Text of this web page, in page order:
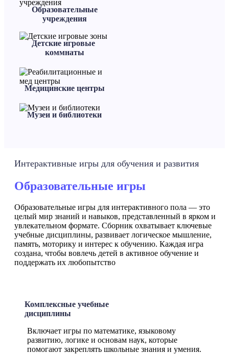
Образовательные
учреждения
Детские игровые
коммнаты
Медицинские центры
Музеи и библиотеки
Интерактивные игры для обучения и развития
Образовательные игры
Образовательные игры для интерактивного пола — это
целый мир знаний и навыков, представленный в ярком и
увлекательном формате. Сборник охватывает ключевые
учебные дисциплины, развивает логическое мышление,
память, моторику и интерес к обучению. Каждая игра
создана, чтобы вовлечь детей в активное обучение и
поддержать их любопытство
Комплексные учебные
дисциплины
Включает игры по математике, языковому
развитию, логике и основам наук, которые
помогают закреплять школьные знания и умения.